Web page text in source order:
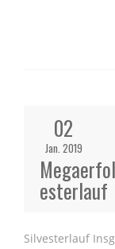
02
Jan. 2019
esterlauf
Silvesterlauf